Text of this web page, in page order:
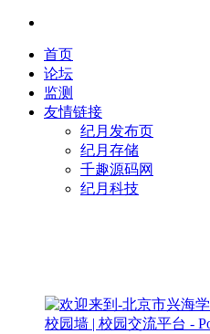
首页
论坛
监测
友情链接
纪月发布页
纪月存储
千趣源码网
纪月科技